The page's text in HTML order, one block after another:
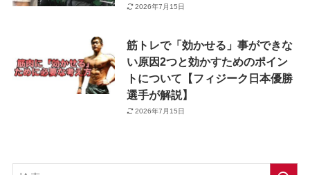
2026年7月15日
筋トレで「効かせる」事ができな
い原因2つと効かすためのポイン
トについて【フィジーク日本優勝
選手が解説】
2026年7月15日